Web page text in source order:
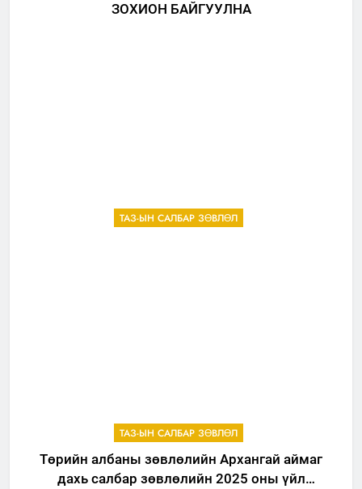
ЗОХИОН БАЙГУУЛНА
ТАЗ-ЫН САЛБАР ЗӨВЛӨЛ
ТАЗ-ЫН САЛБАР ЗӨВЛӨЛ
Төрийн албаны зөвлөлийн Архангай аймаг
дахь салбар зөвлөлийн 2025 оны үйл